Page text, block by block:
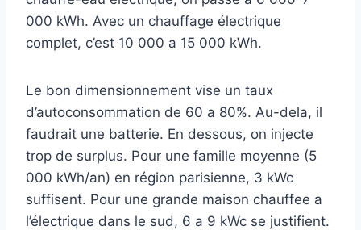
000 kWh. Avec un chauffage électrique
complet, c’est 10 000 a 15 000 kWh.
Le bon dimensionnement vise un taux
d’autoconsommation de 60 a 80%. Au-dela, il
faudrait une batterie. En dessous, on injecte
trop de surplus. Pour une famille moyenne (5
000 kWh/an) en région parisienne, 3 kWc
suffisent. Pour une grande maison chauffee a
l’électrique dans le sud, 6 a 9 kWc se justifient.